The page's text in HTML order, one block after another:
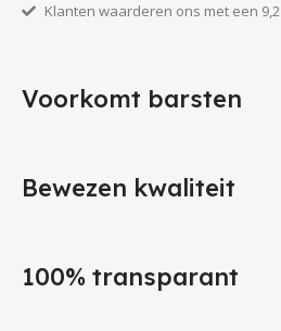
Klanten waarderen ons met een 9,2
Voorkomt barsten
Bewezen kwaliteit
100% transparant